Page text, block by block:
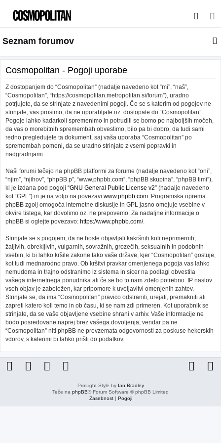
s
a
j
Seznam forumov
Cosmopolitan - Pogoji uporabe
Z dostopanjem do “Cosmopolitan” (nadalje navedeno kot “mi”, “naš”,
“Cosmopolitan”, “https://cosmopolitan.metropolitan.si/forum”), uradno
potrjujete, da se strinjate z navedenimi pogoji. Če se s katerim od pogojev ne
strinjate, vas prosimo, da ne uporabljate oz. dostopate do “Cosmopolitan”.
Pogoje lahko kadarkoli spremenimo in potrudili se bomo po najboljših močeh,
da vas o morebitnih spremembah obvestimo, bilo pa bi dobro, da tudi sami
redno pregledujete ta dokument, saj vaša uporaba “Cosmopolitan” po
spremembah pomeni, da se uradno strinjate z vsemi popravki in
nadgradnjami.
Naši forumi tečejo na phpBB platformi za forume (nadalje navedeno kot “oni”,
“njim”, “njihov”, “phpBB p”, “www.phpbb.com”, “phpBB skupina”, “phpBB timi”),
ki je izdana pod pogoji “GNU General Public License v2” (nadalje navedeno
kot “GPL”) in je na voljo na povezavi www.phpbb.com. Programska oprema
phpBB zgolj omogoča internetne diskusije in GPL jasno omejuje vsebine v
okvire tistega, kar dovolimo oz. ne prepovemo. Za nadaljne informacije o
phpBB si oglejte povezavo: https://www.phpbb.com/.
Strinjate se s pogojem, da ne boste objavljali kakršnih koli neprimernih,
žaljivih, obrekljivih, vulgarnih, sovražnih, grozečih, seksualnih in podobnih
vsebin, ki bi lahko kršile zakone tako vaše države, kjer “Cosmopolitan” gostuje,
kot tudi mednarodno pravo. Ob kršitvi pravkar omenjenega pogoja vas lahko
nemudoma in trajno odstranimo iz sistema in sicer na podlagi obvestila
vašega internetnega ponudnika ali če se bo to nam zdelo potrebno. IP naslov
vseh objav je zabeležen, kar pripomore k uveljavitvi omenjenih zahtev.
Strinjate se, da ima “Cosmopolitan” pravico odstraniti, urejati, premakniti ali
zapreti katero koli temo in ob času, ki se nam zdi primeren. Kot uporabnik se
strinjate, da se vaše objavljene vsebine shrani v arhiv. Vaše informacije ne
bodo posredovane naprej brez vašega dovoljenja, vendar pa ne
“Cosmopolitan” niti phpBB ne prevzemata odgovornosti za poskuse hekerskih
vdorov, s katerimi bi lahko prišli do podatkov.
ProLight Style by Ian Bradley
Teče na phpBB® Forum Software © phpBB Limited
Zasebnost| Pogoji